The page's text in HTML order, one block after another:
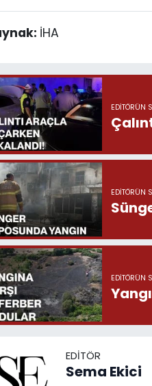
İHA
EDITÖRÜN
EDITÖRÜN
EDITÖRÜN
EDITÖR
Sema Ekici